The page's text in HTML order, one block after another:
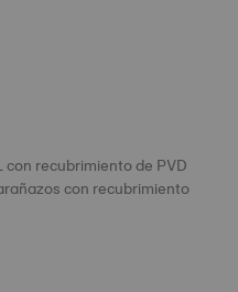
recubrimiento de PVD
con recubrimiento